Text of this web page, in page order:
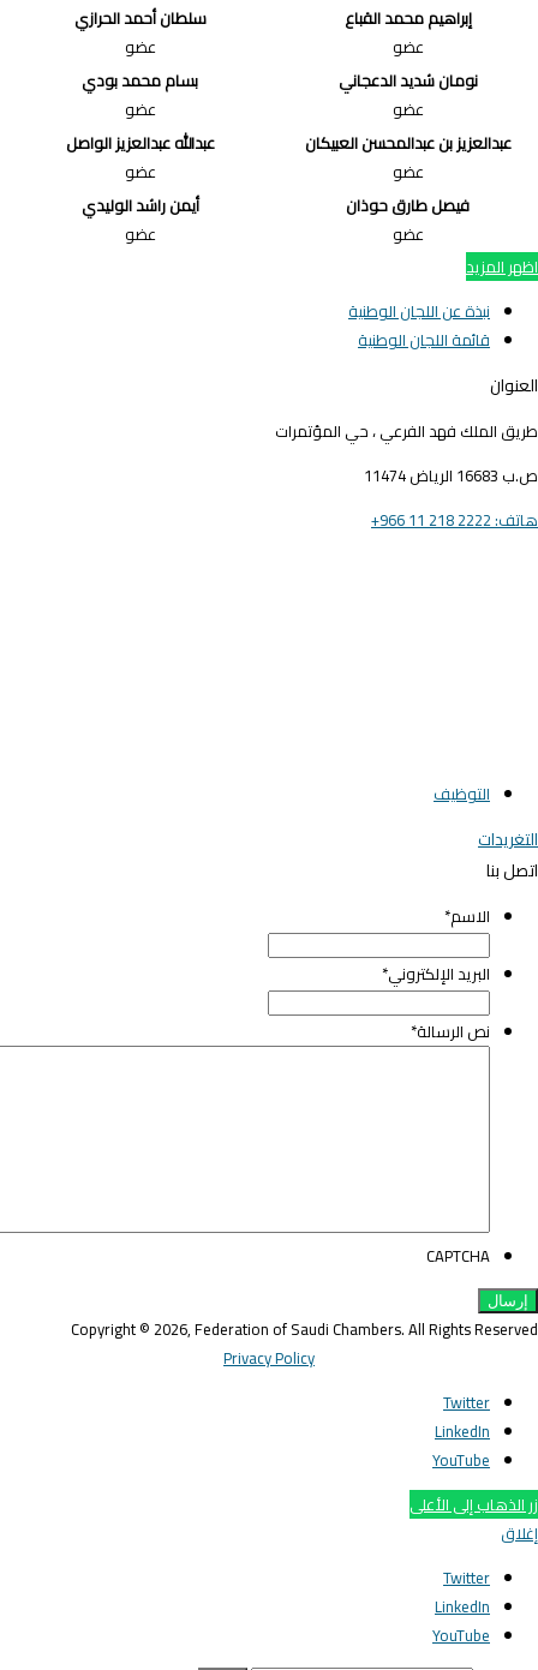
إبراهيم محمد القباع
عضو
سلطان أحمد الحرازي
عضو
نومان شديد الدعجاني
عضو
بسام محمد بودي
عضو
عبدالعزيز بن عبدالمحسن العبيكان
عضو
عبدالله عبدالعزيز الواصل
عضو
فيصل طارق حوذان
عضو
أيمن راشد الوليدي
عضو
المزيد
نبذة عن اللجان الوطنية
قائمة اللجان الوطنية
الملك فهد الفرعي ، حي المؤتمرات
الرياض 11474
2222 218 11 966+
elegant media icon
التوظيف
بنا
الاسم*
البريد الإلكتروني *
نص الرسالة*
CAPTCHA
Copyright © 2026, Federation of Saudi Chambers. All Rights
Privacy Policy
Twitter
LinkedIn
YouTube
الذهاب إلى الأعلى
Twitter
LinkedIn
YouTube